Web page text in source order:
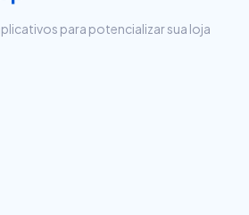
para potencializar sua loja